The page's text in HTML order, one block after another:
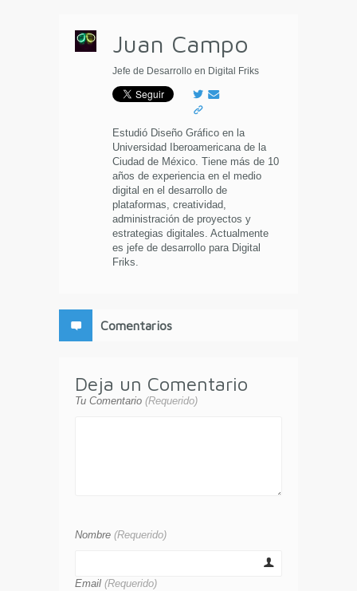
Juan Campo
Jefe de Desarrollo en Digital Friks
Estudió Diseño Gráfico en la
Universidad Iberoamericana de la
Ciudad de México. Tiene más de 10
años de experiencia en el medio
digital en el desarrollo de
plataformas, creatividad,
administración de proyectos y
estrategias digitales. Actualmente
es jefe de desarrollo para Digital
Friks.
Comentarios
Deja un Comentario
Tu Comentario (Requerido)
Nombre (Requerido)
Email (Requerido)